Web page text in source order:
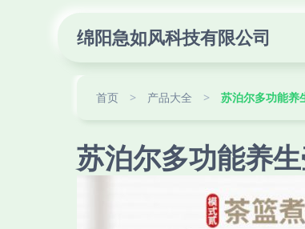
绵阳急如风科技有限公司
首页 > 产品大全 > 苏泊尔多功能养
苏泊尔多功能养